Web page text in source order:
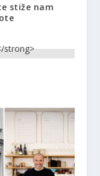
stiže nam